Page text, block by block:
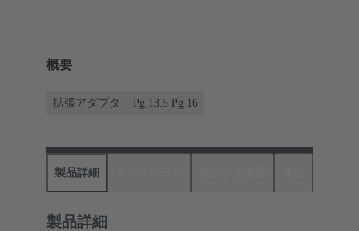
概要
拡張アダプタ Pg 13.5 Pg 16
製品詳細
製品詳細